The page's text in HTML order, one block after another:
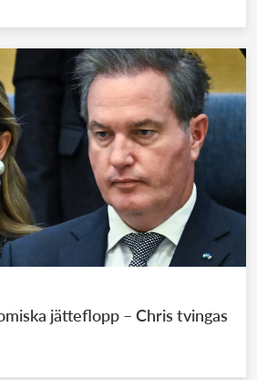
jätteflopp – Chris tvingas